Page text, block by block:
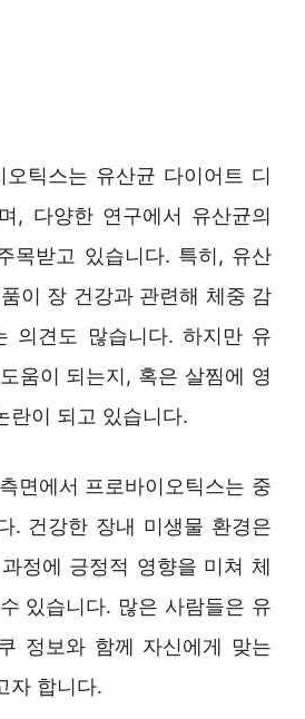
오틱스는 유산균 다이어트 디
, 다양한 연구에서 유산균의
목받고 있습니다. 특히, 유산
이 장 건강과 관련해 체중 감
의견도 많습니다. 하지만 유
움이 되는지, 혹은 살찜에 영
란이 되고 있습니다.
면에서 프로바이오틱스는 중
. 건강한 장내 미생물 환경은
정에 긍정적 영향을 미쳐 체
있습니다. 많은 사람들은 유
정보와 함께 자신에게 맞는
자 합니다.